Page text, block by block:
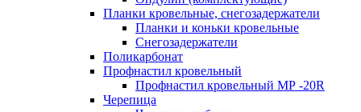
Планки кровельные, снегозадержатели
Планки и коньки кровельные
Снегозадержатели
Поликарбонат
Профнастил кровельный
Профнастил кровельный МР -20R
Черепица